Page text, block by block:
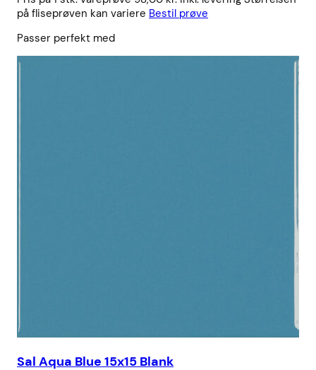
på fliseprøven kan variere Bestil prøve
Passer perfekt med
Sal Aqua Blue 15x15 Blank